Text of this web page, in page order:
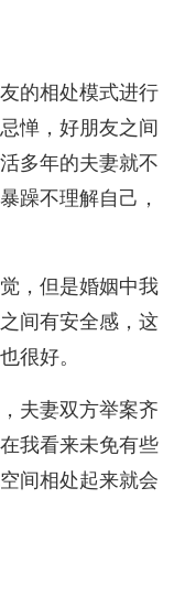
的相处模式进行
惮，好朋友之间
多年的夫妻就不
躁不理解自己，
，但是婚姻中我
间有安全感，这
很好。
夫妻双方举案齐
我看来未免有些
间相处起来就会